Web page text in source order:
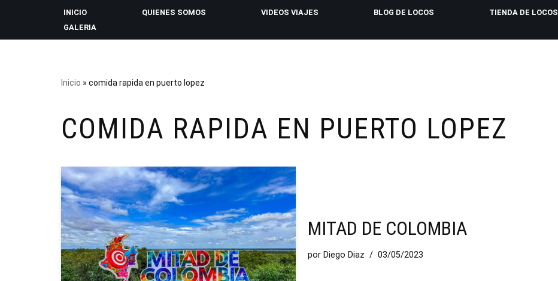
INICIO QUIENES SOMOS VIDEOS VIAJES BLOG DE LOCOS TIENDA DE LOCOS
GALERIA
Inicio » comida rapida en puerto lopez
COMIDA RAPIDA EN PUERTO LOPEZ
MITAD DE COLOMBIA
por Diego Diaz 03/05/2023